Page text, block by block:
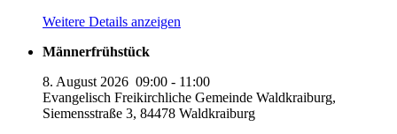
Weitere Details anzeigen
Männerfrühstück
8. August 2026 09:00 - 11:00
Evangelisch Freikirchliche Gemeinde Waldkraiburg,
Siemensstraße 3, 84478 Waldkraiburg